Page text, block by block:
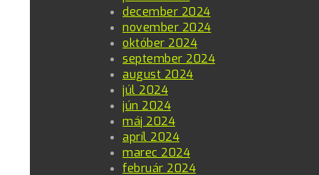
december 2024
november 2024
október 2024
september 2024
august 2024
júl 2024
jún 2024
máj 2024
apríl 2024
marec 2024
február 2024